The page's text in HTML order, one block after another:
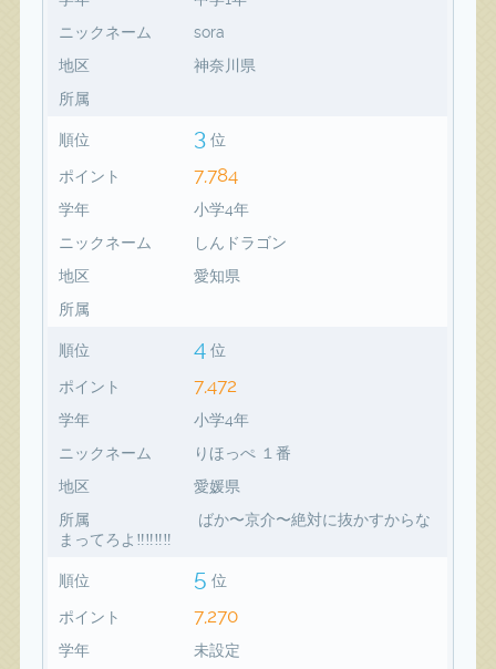
ニックネーム
sora
地区
神奈川県
所属
順位 3 位
ポイント 7,784
学年
小学4年
ニックネーム
しんドラゴン
地区
愛知県
所属
順位 4 位
ポイント 7,472
学年
小学4年
ニックネーム
りほっぺ １番
地区
愛媛県
所属
ばか〜京介〜絶対に抜かすからな
まってろよ‼️‼️‼️‼️
順位 5 位
ポイント 7,270
学年
未設定